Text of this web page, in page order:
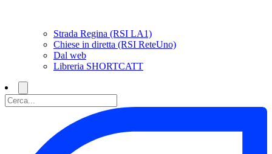
Strada Regina (RSI LA1)
Chiese in diretta (RSI ReteUno)
Dal web
Libreria SHORTCATT